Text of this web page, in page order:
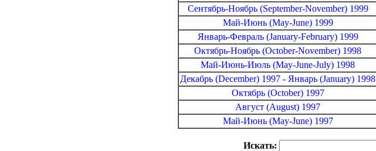
Сентябрь-Ноябрь (September-November) 1999
Май-Июнь (May-June) 1999
Январь-Февраль (January-February) 1999
Октябрь-Ноябрь (October-November) 1998
Май-Июнь-Июль (May-June-July) 1998
Декабрь (December) 1997 - Январь (January) 1998
Октябрь (October) 1997
Август (August) 1997
Май-Июнь (May-June) 1997
Искать: